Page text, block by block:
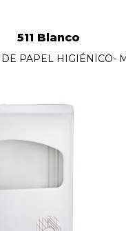
511 Blanco
PAPEL HIGIÉNICO-